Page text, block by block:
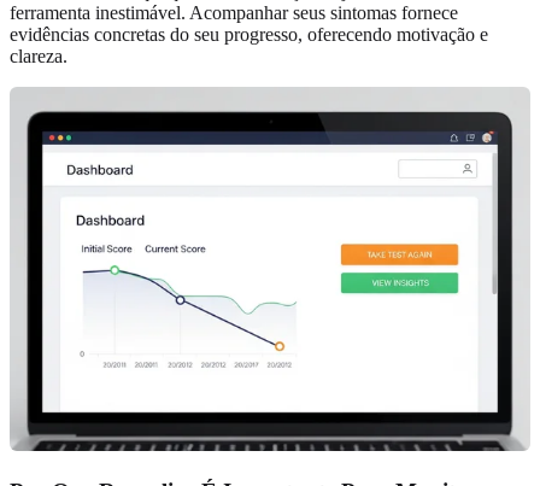
ferramenta inestimável. Acompanhar seus sintomas fornece
evidências concretas do seu progresso, oferecendo motivação e
clareza.